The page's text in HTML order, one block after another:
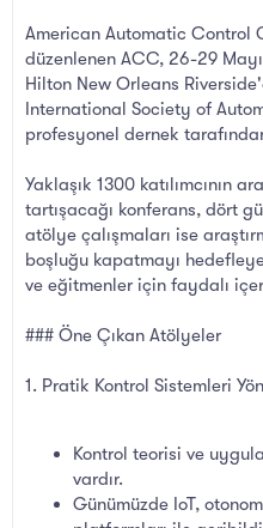
American Automatic Control
düzenlenen ACC, 26-29
Hilton New Orleans
International Society of
profesyonel dernek
Yaklaşık 1300 katılımcının
tartışacağı konferans, dört
atölye çalışmaları ise
boşluğu kapatmayı
ve eğitmenler için faydalı
### Öne Çıkan Atölyeler
1. Pratik Kontrol Sistemleri
Kontrol teorisi ve
vardır.
Günümüzde IoT,